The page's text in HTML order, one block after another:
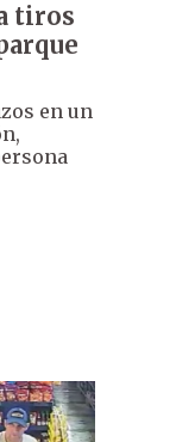
tiros
en un